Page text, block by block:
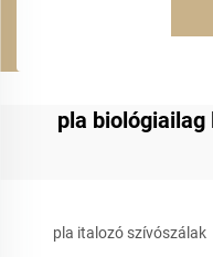
pla
pla italozó szívószálak